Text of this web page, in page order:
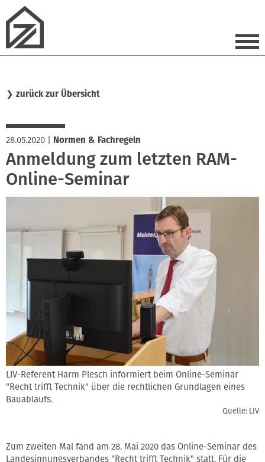
❯ zurück zur Übersicht
28.05.2020 Normen & Fachregeln
Anmeldung zum letzten RAM-
Online-Seminar
LIV-Referent Harm Plesch informiert beim Online-Seminar
"Recht trifft Technik" über die rechtlichen Grundlagen eines
Bauablaufs.
Quelle: LIV
Zum zweiten Mal fand am 28. Mai 2020 das Online-Seminar des
Landesinnungsverbandes "Recht trifft Technik" statt. Für die